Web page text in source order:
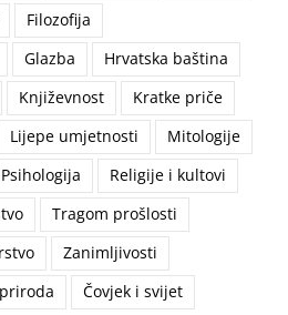
Filozofija
Glazba
Hrvatska baština
Književnost
Kratke priče
Lijepe umjetnosti
Mitologije
Psihologija
Religije i kultovi
Tragom prošlosti
Zanimljivosti
Čovjek i svijet